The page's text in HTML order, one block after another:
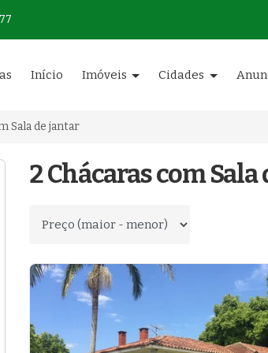
Início Imóveis Cidades
Sala de jantar
2 Chácaras com
Ordenar por